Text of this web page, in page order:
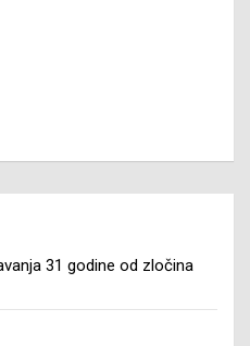
31 godine od zločina